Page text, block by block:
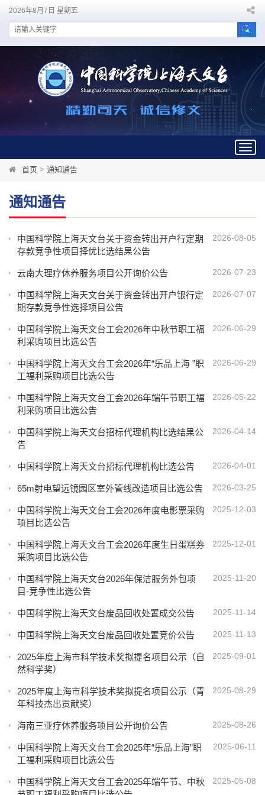
2026年8月7日 星期五
首页 > 通知通告
通知通告
2026-08-05
中国科学院上海天文台关于资金转出开户行定期
存款竞争性项目择优比选结果公告
2026-07-23
云南大理疗休养服务项目公开询价公告
2026-07-07
中国科学院上海天文台关于资金转出开户银行定
期存款竞争性选择项目公告
2026-06-29
中国科学院上海天文台工会2026年中秋节职工福
利采购项目比选公告
2026-06-29
中国科学院上海天文台工会2026年“乐品上海 ”职
工福利采购项目比选公告
2026-05-22
中国科学院上海天文台工会2026年端午节职工福
利采购项目比选公告
2026-04-14
中国科学院上海天文台招标代理机构比选结果公
告
2026-04-01
中国科学院上海天文台招标代理机构比选公告
2026-03-25
65m射电望远镜园区室外管线改造项目比选公告
2025-12-03
中国科学院上海天文台工会2026年度电影票采购
项目比选公告
2025-12-01
中国科学院上海天文台工会2026年度生日蛋糕券
采购项目比选公告
2025-11-20
中国科学院上海天文台2026年保洁服务外包项
目-竞争性比选公告
2025-11-14
中国科学院上海天文台废品回收处置成交公告
2025-11-13
中国科学院上海天文台废品回收处置竞价公告
2025-09-01
2025年度上海市科学技术奖拟提名项目公示（自
然科学奖）
2025-08-29
2025年度上海市科学技术奖拟提名项目公示（青
年科技杰出贡献奖）
2025-08-26
海南三亚疗休养服务项目公开询价公告
2025-06-11
中国科学院上海天文台工会2025年“乐品上海”职
工福利采购项目比选公告
2025-05-08
中国科学院上海天文台工会2025年端午节、中秋